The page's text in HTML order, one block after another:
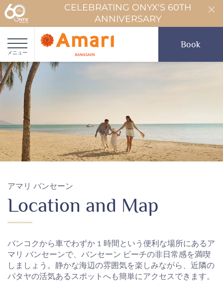
CELEBRATING ONYX'S 60TH
ANNIVERSARY
メニュー
Book
アマリ バンセーン
Location and Map
バンコクから車でわずか 1 時間という便利な場所にあるア
マリ バンセーンで、バンセーン ビーチの非日常感を満喫
しましょう。静かな海辺の雰囲気を楽しみながら、近隣の
パタヤの活気あるスポットへも簡単にアクセスできます。